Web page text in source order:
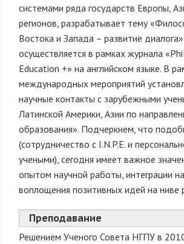
системами ряда государств Европы,
регионов, разрабатывает тему
Востока и Запада – развитие
осуществляется в рамках журнала
Education +» на английском языке. В
международных мероприятий
научные контакты с зарубежными
Латинской Америки, Азии по
образования». Подчеркнем, что
(сотрудничество с I.N.P.Е. и
учеными), сегодня имеет важное
опытом научной работы, интеграции
воплощения позитивных идей на ниве
Преподавание
Решением Ученого Совета НГПУ в